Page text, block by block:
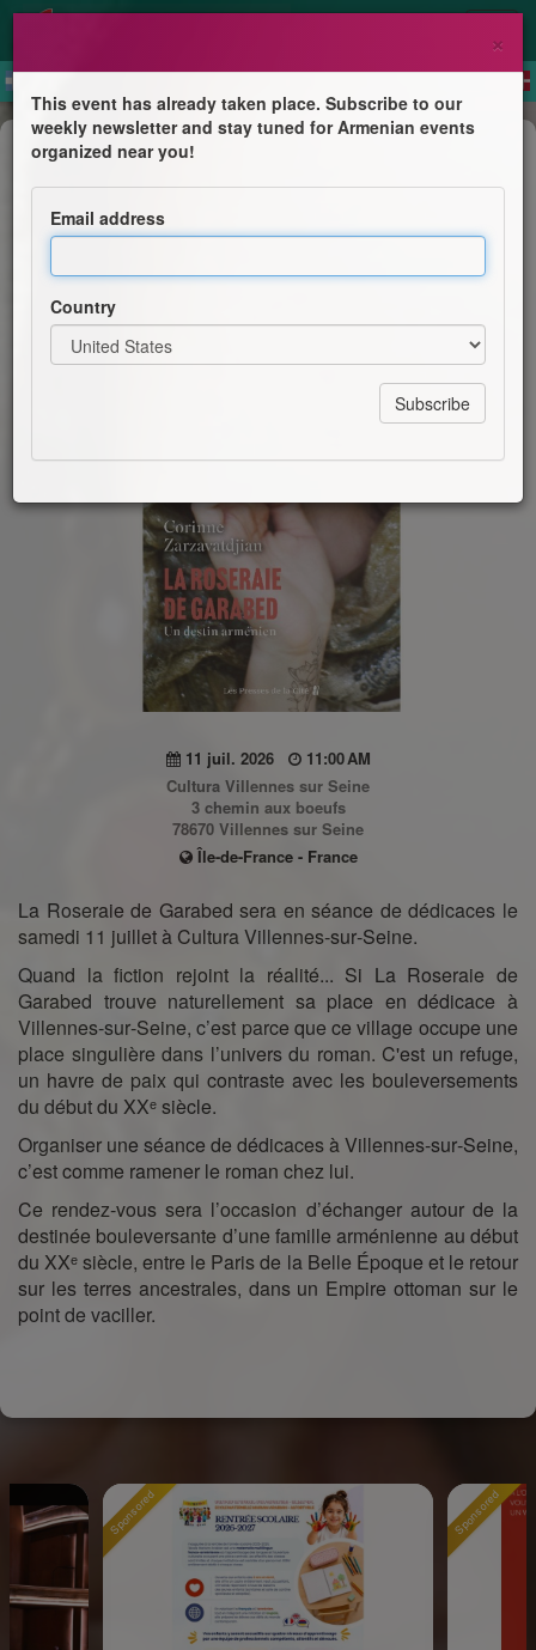
Book Presentation
La Roseraie de Garabed à Villennes
sur Seine
11 juil. 2026
11:00 AM
Cultura Villennes sur Seine
3 chemin aux boeufs
78670 Villennes sur Seine
Île-de-France - France
La Roseraie de Garabed sera en séance de dédicaces le
samedi 11 juillet à Cultura Villennes‑sur‑Seine.
Quand la fiction rejoint la réalité... Si La Roseraie de
Garabed trouve naturellement sa place en dédicace à
Villennes‑sur‑Seine, c’est parce que ce village occupe une
place singulière dans l’univers du roman. C'est un refuge,
un havre de paix qui contraste avec les bouleversements
du début du XXᵉ siècle.
Organiser une séance de dédicaces à Villennes‑sur‑Seine,
c’est comme ramener le roman chez lui.
Ce rendez‑vous sera l’occasion d’échanger autour de la
destinée bouleversante d’une famille arménienne au début
du XXᵉ siècle, entre le Paris de la Belle Époque et le retour
sur les terres ancestrales, dans un Empire ottoman sur le
point de vaciller.
Sponsored Sponsored
×
This event has already taken place. Subscribe to our
weekly newsletter and stay tuned for Armenian events
organized near you!
Email address
Country